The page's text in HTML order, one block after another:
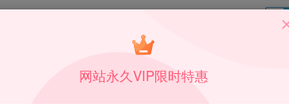
侵权、不妥之处，请第一时间联系我们删除！Q群：
网站永久VIP限时特惠